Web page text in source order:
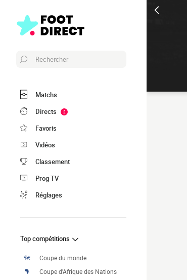
Rechercher
Matchs
Directs
2
Favoris
Vidéos
Classement
Prog TV
Réglages
Top compétitions
Coupe du monde
Coupe d'Afrique des Nations